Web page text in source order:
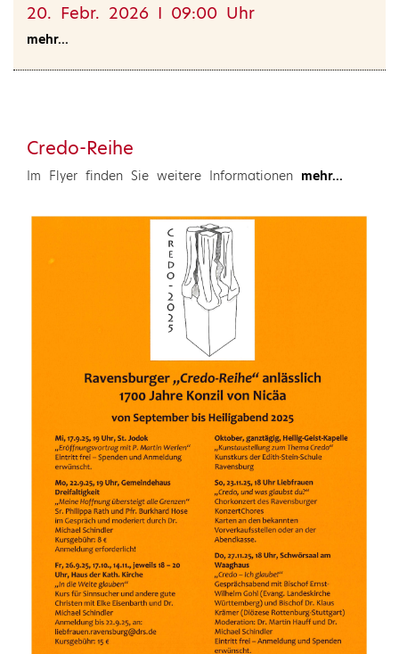
20. Febr. 2026 I 09:00 Uhr
mehr...
Credo-Reihe
Im Flyer finden Sie weitere Informationen mehr...